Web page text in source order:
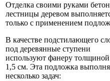
Отделка своими руками
лестницы деревом
только с применением
В качестве подстилающего
под деревянные ступени
используют фанеру
1,5 см. Эта подложка
несколько задач: